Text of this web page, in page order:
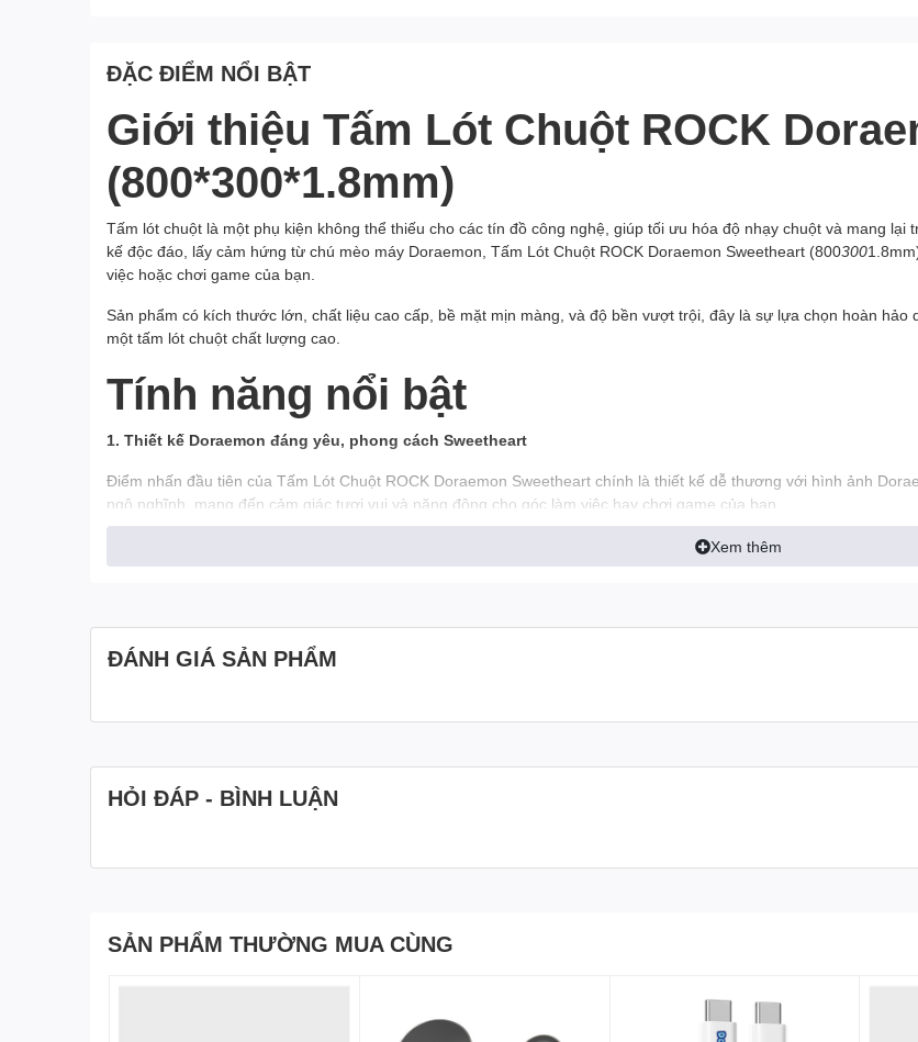
ĐẶC ĐIỂM NỔI BẬT
Giới thiệu Tấm Lót Chuột ROCK
(800*300*1.8mm)
Tấm lót chuột là một phụ kiện không thể thiếu cho các tín đồ công nghệ, giúp tối ưu hóa độ nhạy chuột và mang
kế độc đáo, lấy cảm hứng từ chú mèo máy Doraemon, Tấm Lót Chuột ROCK Doraemon Sweetheart (800300
việc hoặc chơi game của bạn.
Sản phẩm có kích thước lớn, chất liệu cao cấp, bề mặt mịn màng, và độ bền vượt trội, đây là sự lựa chọn hoàn
một tấm lót chuột chất lượng cao.
Tính năng nổi bật
1. Thiết kế Doraemon đáng yêu, phong cách Sweetheart
Điểm nhấn đầu tiên của Tấm Lót Chuột ROCK Doraemon Sweetheart chính là thiết kế dễ thương với hình ảnh
ngộ nghĩnh, mang đến cảm giác tươi vui và năng động cho góc làm việc hay chơi game của bạn.
Kích thước lớn 800 x 300mm đủ rộng để đặt cả chuột và bàn phím, tạo nên sự liền mạch và gọn gàng trên bàn
thủ hay học sinh, sinh viên.
Với kích thước 800 x 300mm, tấm lót chuột ROCK Doraemon Sweetheart cung cấp không gian đủ rộng để bạn di
game cần độ chính xác cao hoặc khi làm việc trên các tác vụ đồ họa.
Tấm lót chuột ROCK Doraemon được làm từ chất liệu cao cấp với bề mặt vải mịn, tối ưu hóa độ chính xác và tốc
Tính năng này đặc biệt hữu ích cho các game thủ trong những pha hành động căng thẳng hoặc người dùng văn
Xem thêm
ĐÁNH GIÁ SẢN PHẨM
HỎI ĐÁP - BÌNH LUẬN
SẢN PHẨM THƯỜNG MUA CÙNG